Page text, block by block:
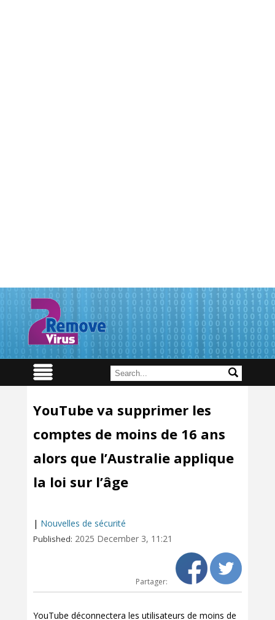
YouTube va supprimer les
comptes de moins de 16 ans
alors que l’Australie applique
la loi sur l’âge
| Nouvelles de sécurité
Published: 2025 December 3, 11:21
Partager:
YouTube déconnectera les utilisateurs de moins de